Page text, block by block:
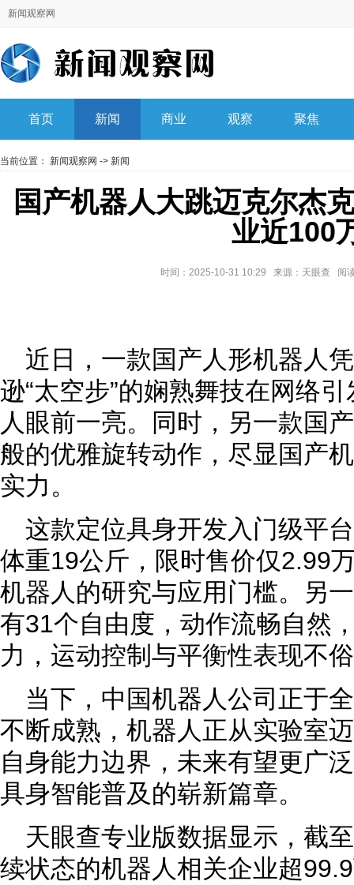
新闻观察网
首页 新闻 商业 观察 聚焦
当前位置： 新闻观察网 -> 新闻
国产机器人大跳迈克尔杰
业近100
时间：2025-10-31 10:29 来源：天眼查
近日，一款国产人形机器人
逊“太空步”的娴熟舞技在网络
人眼前一亮。同时，另一款国
般的优雅旋转动作，尽显国产
实力。
这款定位具身开发入门级平
体重19公斤，限时售价仅2.99
机器人的研究与应用门槛。另
有31个自由度，动作流畅自然
力，运动控制与平衡性表现不
当下，中国机器人公司正于
不断成熟，机器人正从实验室
自身能力边界，未来有望更广
具身智能普及的崭新篇章。
天眼查专业版数据显示，截
续状态的机器人相关企业超